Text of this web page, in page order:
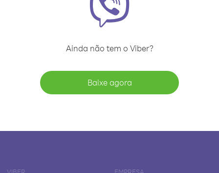
Ainda não tem o Viber?
Baixe agora